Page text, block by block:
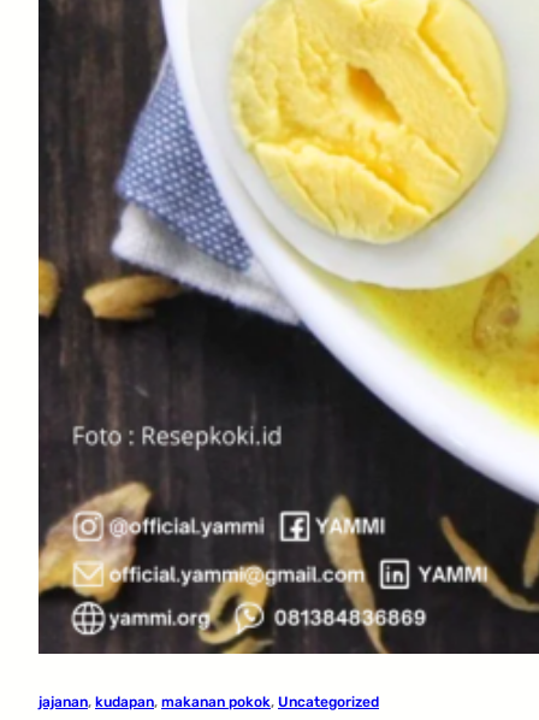
jajanan, kudapan, makanan pokok, Uncategorized